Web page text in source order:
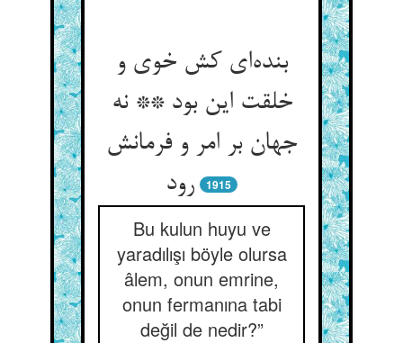
بنده‌ای کش خوی و
خلقت این بود ** نه
جهان بر امر و فرمانش
رود
1915
Bu kulun huyu ve
yaradılışı böyle olursa
âlem, onun emrine,
onun fermanına tabi
değil de nedir?”